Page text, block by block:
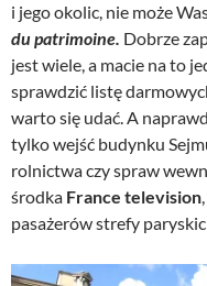
i jego okolic, nie może
du patrimoine. Dobrze
jest wiele, a macie na to
sprawdzić listę
warto się udać. A
tylko wejść budynku
rolnictwa czy spraw
środka France television,
pasażerów strefy